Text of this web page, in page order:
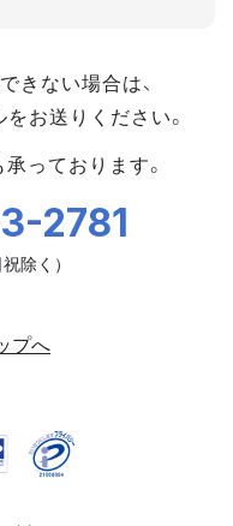
きない場合は、
お送りください。
っております。
2781
プへ